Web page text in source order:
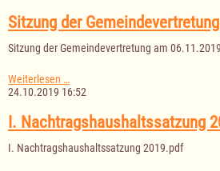
am
06.11.2019
Sitzung der
Sitzung der Gemeindevertretung am 06.11.2019
Weiterlesen …Sitzung
der
am
06.11.2019
24.10.2019 16:52
I. Nachtragshaushaltssatzung
I. Nachtragshaushaltssatzung 2019.pdf